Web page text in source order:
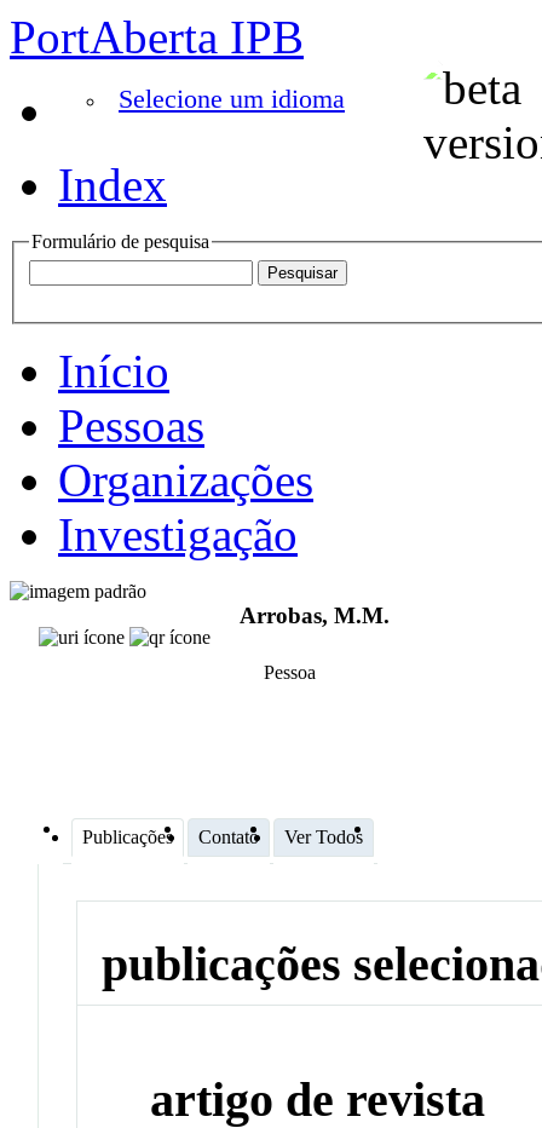
PortAberta IPB
Selecione um idioma
Index
Formulário de pesquisa
Início
Pessoas
Organizações
Investigação
Arrobas, M.M.
Pessoa
Publicações Contato Ver Todos
publicações
artigo de revista